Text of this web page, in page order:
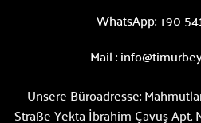
WhatsApp:+90
Mail :
Unsere Büroadresse:
Straße Yekta İbrahim Çavuş Apt.